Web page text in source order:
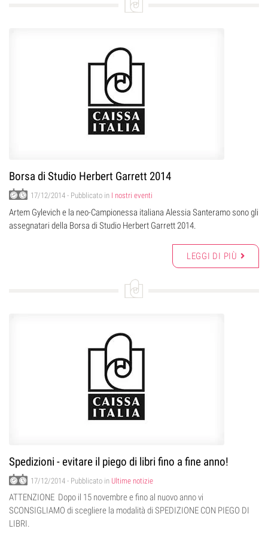
Borsa di Studio Herbert Garrett 2014
17/12/2014 - Pubblicato in I nostri eventi
Artem Gylevich e la neo-Campionessa italiana Alessia Santeramo sono gli
assegnatari della Borsa di Studio Herbert Garrett 2014.
LEGGI DI PIÙ
Spedizioni - evitare il piego di libri fino a fine anno!
17/12/2014 - Pubblicato in Ultime notizie
ATTENZIONE Dopo il 15 novembre e fino al nuovo anno vi
SCONSIGLIAMO di scegliere la modalità di SPEDIZIONE CON PIEGO DI
LIBRI.